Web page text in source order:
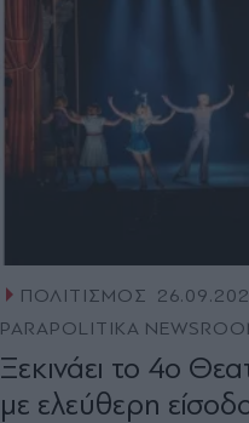
ΠΟΛΙΤΙΣΜΟΣ
PARAPOLITIKA
Ξεκινάει το 4ο
με ελεύθερη